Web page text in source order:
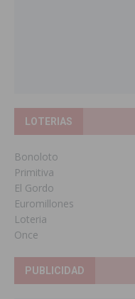
LOTERIAS
Bonoloto
Primitiva
El Gordo
Euromillones
Loteria
Once
PUBLICIDAD